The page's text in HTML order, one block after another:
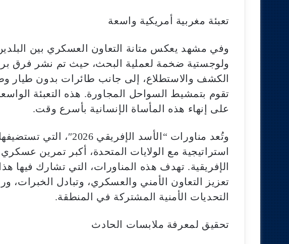
تعبئة مغربية أمريكية واسعة
وفي مشهد يعكس متانة التعاون العسكري بين
ولوجستية ضخمة لعملية البحث، حيث تم نشر فرق
الكشف والاستطلاع، إلى جانب طائرات بدون طيار
تقوم بتمشيط السواحل المجاورة. هذه التعبئة
على إنهاء هذه المأساة الإنسانية بأسرع وقت.
وتُعد مناورات “الأسد
استراتيجية مع الولايات المتحدة، أكبر تمرين
الإفريقية. تهدف هذه المناورات، التي تشارك فيها
تعزيز التعاون الأمني والعسكري، وتبادل الخبرات،
التحديات الأمنية المشتركة في المنطقة.
تحقيق لمعرفة ملابسات الحادث